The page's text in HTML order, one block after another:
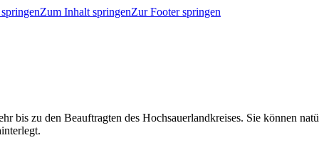
Zum Inhalt springenZur Footer springen
bis zu den Beauftragten des Hochsauerlandkreises. Sie können